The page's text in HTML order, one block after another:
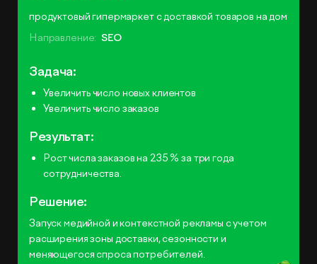
продуктовый гипермаркет с доставкой товаров на дом
Направление: SEO
Задача:
Увеличить число новых клиентов
Увеличить число заказов
Результат:
Рост числа заказов на 235 % за три года
сотрудничества.
Решение:
Запуск медийной и контекстной рекламы с учетом
расширения зоны доставки, сезонности и
меняющегося спроса потребителей.